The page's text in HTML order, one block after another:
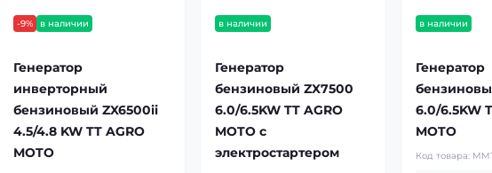
-9% в наличии
Генератор
инверторный
бензиновый ZX6500ii
4.5/4.8 KW TT AGRO
MOTO
в наличии
Генератор
бензиновый ZX7500
6.0/6.5KW TT AGRO
MOTO с
электростартером
в наличии
Генератор
6.0/6.5KW
MOTO
Код товара: